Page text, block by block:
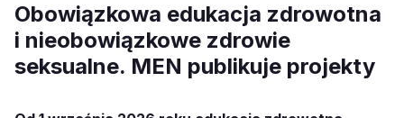
Obowiązkowa edukacja zdrowotna
i nieobowiązkowe zdrowie
seksualne. MEN publikuje projekty